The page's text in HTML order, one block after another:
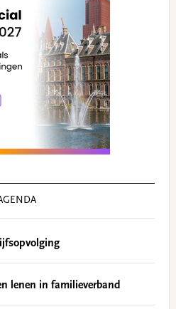
lenen in familieverband